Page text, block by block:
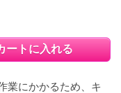
ートに入れる
業にかかるため、キ